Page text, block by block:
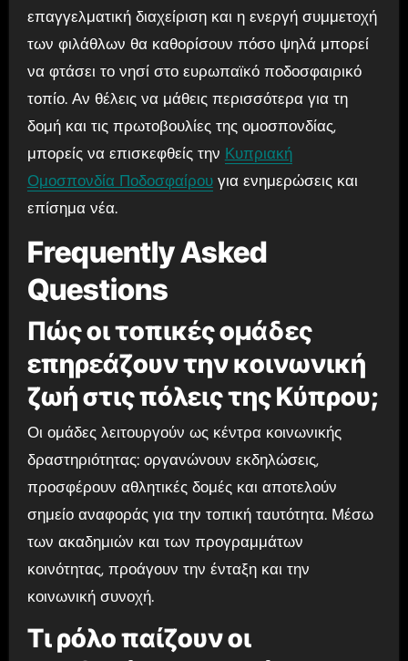
επαγγελματική διαχείριση και η ενεργή συμμετοχή
των φιλάθλων θα καθορίσουν πόσο ψηλά μπορεί
να φτάσει το νησί στο ευρωπαϊκό ποδοσφαιρικό
τοπίο. Αν θέλεις να μάθεις περισσότερα για τη
δομή και τις πρωτοβουλίες της ομοσπονδίας,
μπορείς να επισκεφθείς την Κυπριακή
Ομοσπονδία Ποδοσφαίρουγια ενημερώσεις και
επίσημα νέα.
Frequently Asked
Questions
Πώς οι τοπικές ομάδες
επηρεάζουν την κοινωνική
ζωή στις πόλεις της Κύπρου;
Οι ομάδες λειτουργούν ως κέντρα κοινωνικής
δραστηριότητας: οργανώνουν εκδηλώσεις,
προσφέρουν αθλητικές δομές και αποτελούν
σημείο αναφοράς για την τοπική ταυτότητα. Μέσω
των ακαδημιών και των προγραμμάτων
κοινότητας, προάγουν την ένταξη και την
κοινωνική συνοχή.
Τι ρόλο παίζουν οι